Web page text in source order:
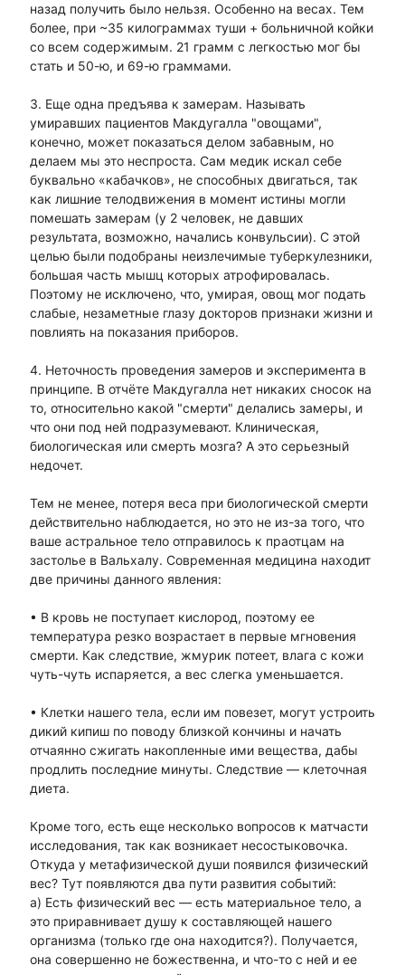
назад получить было нельзя. Особенно на весах. Тем
более, при ~35 килограммах туши + больничной койки
со всем содержимым. 21 грамм с легкостью мог бы
стать и 50-ю, и 69-ю граммами.
3. Еще одна предъява к замерам. Называть
умиравших пациентов Макдугалла "овощами",
конечно, может показаться делом забавным, но
делаем мы это неспроста. Сам медик искал себе
буквально «кабачков», не способных двигаться, так
как лишние телодвижения в момент истины могли
помешать замерам (у 2 человек, не давших
результата, возможно, начались конвульсии). С этой
целью были подобраны неизлечимые туберкулезники,
большая часть мышц которых атрофировалась.
Поэтому не исключено, что, умирая, овощ мог подать
слабые, незаметные глазу докторов признаки жизни и
повлиять на показания приборов.
4. Неточность проведения замеров и эксперимента в
принципе. В отчёте Макдугалла нет никаких сносок на
то, относительно какой "смерти" делались замеры, и
что они под ней подразумевают. Клиническая,
биологическая или смерть мозга? А это серьезный
недочет.
Тем не менее, потеря веса при биологической смерти
действительно наблюдается, но это не из-за того, что
ваше астральное тело отправилось к праотцам на
застолье в Вальхалу. Современная медицина находит
две причины данного явления:
• В кровь не поступает кислород, поэтому ее
температура резко возрастает в первые мгновения
смерти. Как следствие, жмурик потеет, влага с кожи
чуть-чуть испаряется, а вес слегка уменьшается.
• Клетки нашего тела, если им повезет, могут устроить
дикий кипиш по поводу близкой кончины и начать
отчаянно сжигать накопленные ими вещества, дабы
продлить последние минуты. Следствие — клеточная
диета.
Кроме того, есть еще несколько вопросов к матчасти
исследования, так как возникает несостыковочка.
Откуда у метафизической души появился физический
вес? Тут появляются два пути развития событий:
а) Есть физический вес — есть материальное тело, а
это приравнивает душу к составляющей нашего
организма (только где она находится?). Получается,
она совершенно не божественна, и что-то с ней и ее